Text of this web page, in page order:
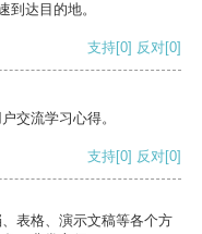
到达目的地。
支持[0] 反对[0]
交流学习心得。
支持[0] 反对[0]
表格、演示文稿等各个方